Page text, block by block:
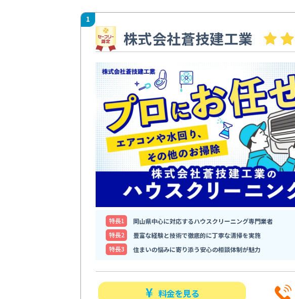
1
株式会社蒼技建工業
特⻑1
岡山県中心に対応するハウスクリーニング専門業者
特⻑2
豊富な経験と技術で徹底的に丁寧な清掃を実施
特⻑3
住まいの悩みに寄り添う安心の相談体制が魅力
料金を見る